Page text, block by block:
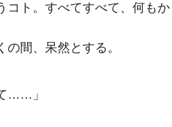
コト。すべてすべて、何も
間、呆然とする。
……」